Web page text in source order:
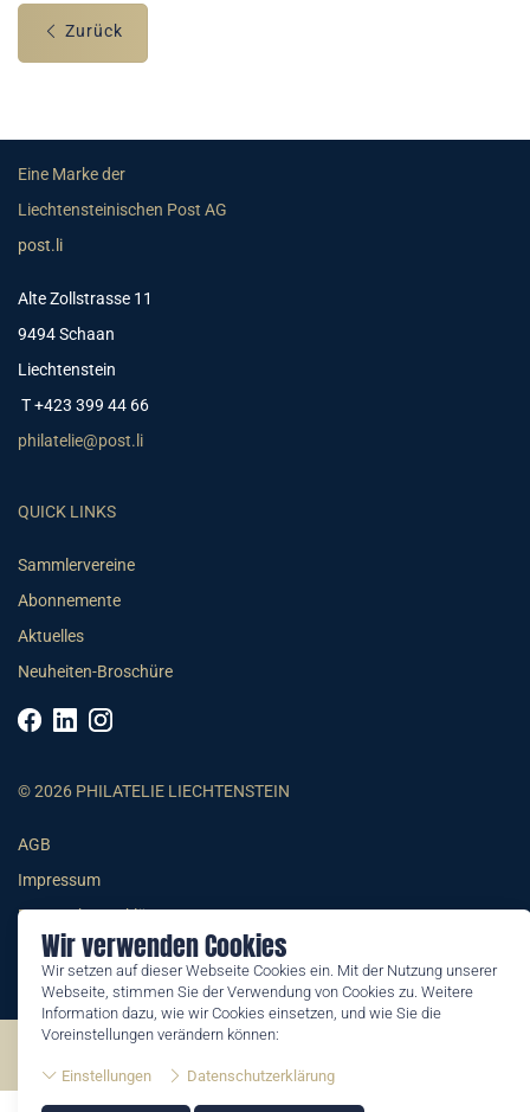
Wir verwenden Cookies
Wir setzen auf dieser Webseite Cookies ein. Mit der Nutzung unserer
Webseite, stimmen Sie der Verwendung von Cookies zu. Weitere
Information dazu, wie wir Cookies einsetzen, und wie Sie die
Voreinstellungen verändern können:
Einstellungen Datenschutzerklärung
Zurück
Eine Marke der
Liechtensteinischen Post AG
post.li
Alte Zollstrasse 11
9494 Schaan
Liechtenstein
T +423 399 44 66
philatelie@post.li
QUICK LINKS
Sammlervereine
Abonnemente
Aktuelles
Neuheiten-Broschüre
© 2026 PHILATELIE LIECHTENSTEIN
AGB
Impressum
Datenschutzerklärung